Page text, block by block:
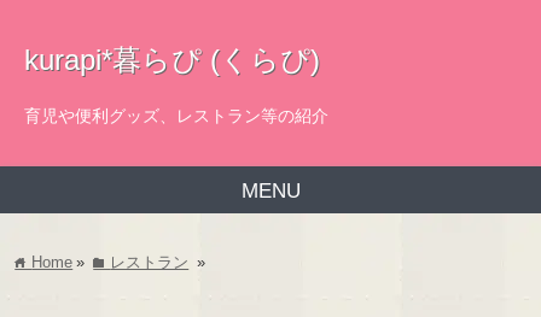
kurapi*暮らぴ (くらぴ)
育児や便利グッズ、レストラン等の紹介
MENU
home Home » folder レストラン »